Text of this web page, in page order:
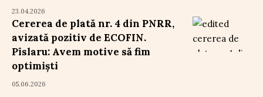
23.04.2026
Cererea de plată nr. 4 din PNRR,
avizată pozitiv de ECOFIN.
Pîslaru: Avem motive să fim
optimiști
05.06.2026